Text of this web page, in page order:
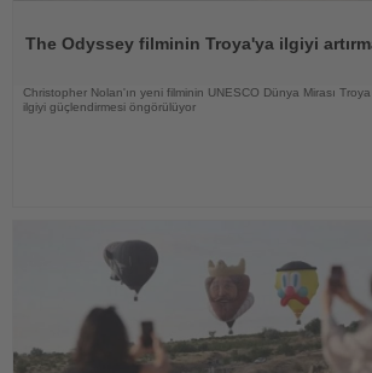
The Odyssey filminin Troya'ya ilgiyi
Christopher Nolan'ın yeni filminin UNESCO Dünya Mirası
ilgiyi güçlendirmesi öngörülüyor